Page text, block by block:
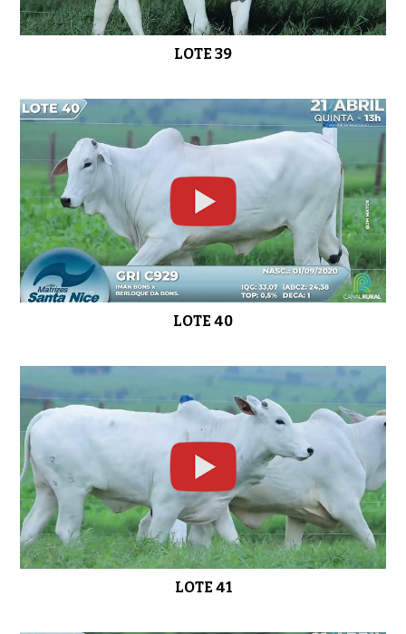
LOTE 39
LOTE 40
LOTE 41